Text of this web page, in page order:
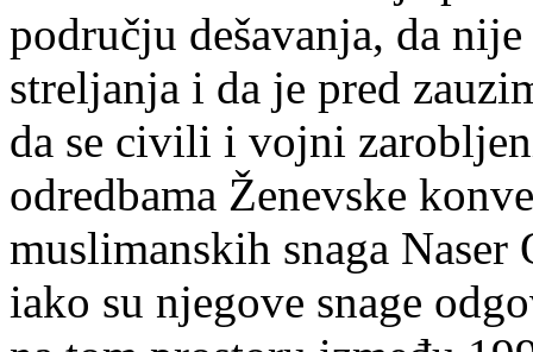
području dešavanja, da
streljanja i da je pred
da se civili i vojni
odredbama Ženevske
muslimanskih snaga
iako su njegove snage